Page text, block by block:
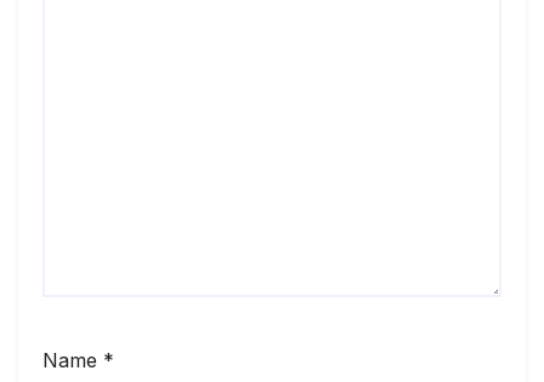
Name *